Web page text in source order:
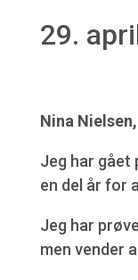
29.
Nina Nielsen,
Jeg har gået
en del år for
Jeg har
men vender